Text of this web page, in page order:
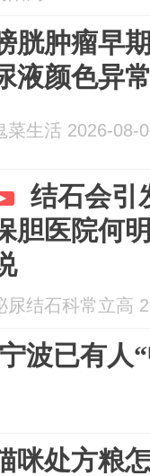
胱肿瘤早
液颜色异
菜生活 2026-08-
结石会引
胆医院何
尿结石科常立高
波已有人
咪处方粮